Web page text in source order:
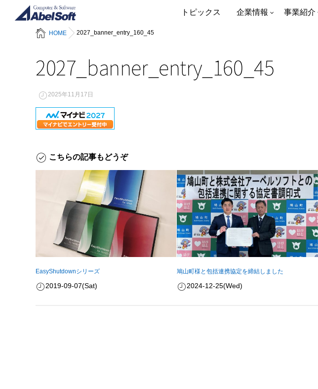
トピックス 企業情報 事業紹介
HOME 2027_banner_entry_160_45
2027_banner_entry_160_45
2025年11月17日
こちらの記事もどうぞ
EasyShutdownシリーズ
2019-09-07(Sat)
鳩山町様と包括連携協定を締結しました
2024-12-25(Wed)